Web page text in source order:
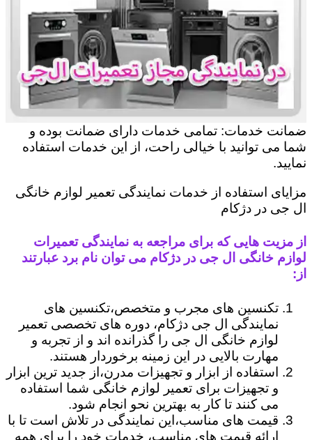
ضمانت خدمات: تمامی خدمات دارای ضمانت بوده و
شما می توانید با خیالی راحت، از این خدمات استفاده
نمایید.
مزایای استفاده از خدمات نمایندگی تعمیر لوازم خانگی
ال جی در دژکام
از مزیت هایی که برای مراجعه به نمایندگی تعمیرات
لوازم خانگی ال جی در دژکام می توان نام برد عبارتند
از:
تکنسین های مجرب و متخصص،تکنسین های
نمایندگی ال جی دژکام، دوره های تخصصی تعمیر
لوازم خانگی ال جی را گذرانده اند و از تجربه و
مهارت بالایی در این زمینه برخوردار هستند.
استفاده از ابزار و تجهیزات مدرن،از جدید ترین ابزار
و تجهیزات برای تعمیر لوازم خانگی شما استفاده
می کنند تا کار به بهترین نحو انجام شود.
قیمت های مناسب،این نمایندگی در تلاش است تا با
ارائه قیمت های مناسب، خدمات خود را برای همه